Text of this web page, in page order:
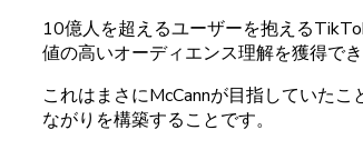
10億人を超えるユーザーを抱える
値の高いオーディエンス理解を獲得でき
これはまさにMcCannが目指していたこ
ながりを構築することです。